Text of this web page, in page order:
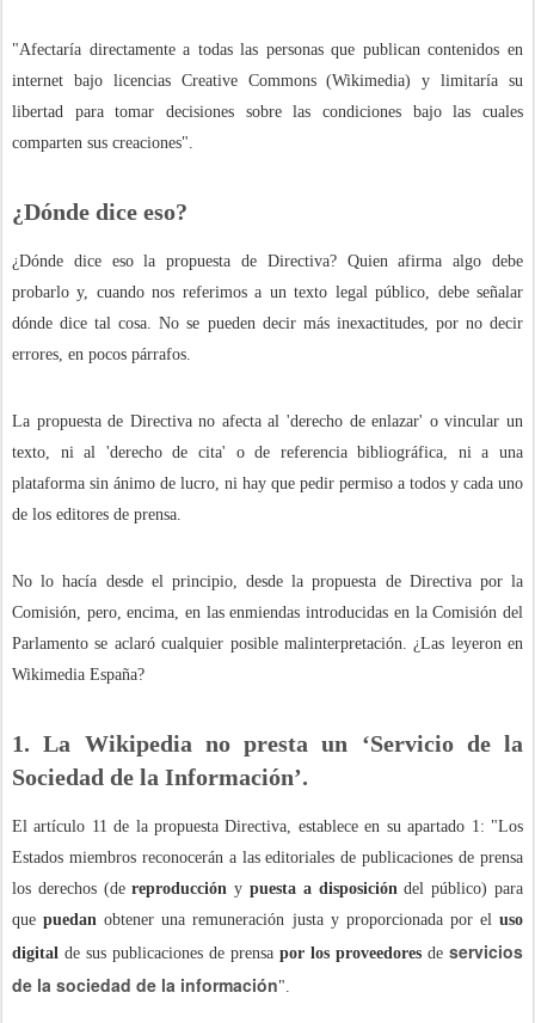
"Afectaría directamente a todas las personas que publican contenidos en
internet bajo licencias Creative Commons (Wikimedia) y limitaría su
libertad para tomar decisiones sobre las condiciones bajo las cuales
comparten sus creaciones".
¿Dónde dice eso?
¿Dónde dice eso la propuesta de Directiva? Quien afirma algo debe
probarlo y, cuando nos referimos a un texto legal público, debe señalar
dónde dice tal cosa. No se pueden decir más inexactitudes, por no decir
errores, en pocos párrafos.
La propuesta de Directiva no afecta al 'derecho de enlazar' o vincular un
texto, ni al 'derecho de cita' o de referencia bibliográfica, ni a una
plataforma sin ánimo de lucro, ni hay que pedir permiso a todos y cada uno
de los editores de prensa.
No lo hacía desde el principio, desde la propuesta de Directiva por la
Comisión, pero, encima, en las enmiendas introducidas en la Comisión del
Parlamento se aclaró cualquier posible malinterpretación. ¿Las leyeron en
Wikimedia España?
1. La Wikipedia no presta un ‘Servicio de la
Sociedad de la Información’.
El artículo 11 de la propuesta Directiva, establece en su apartado 1: "Los
Estados miembros reconocerán a las editoriales de publicaciones de prensa
los derechos (dereproducciónypuesta a disposicióndel público) para
que puedan obtener una remuneración justa y proporcionada por eluso
digital de sus publicaciones de prensa por los proveedores de servicios
de la sociedad de la información".